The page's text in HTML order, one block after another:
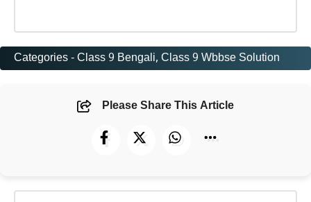
Categories -Class 9 Bengali, Class 9 Wbbse Solution
Please Share This Article